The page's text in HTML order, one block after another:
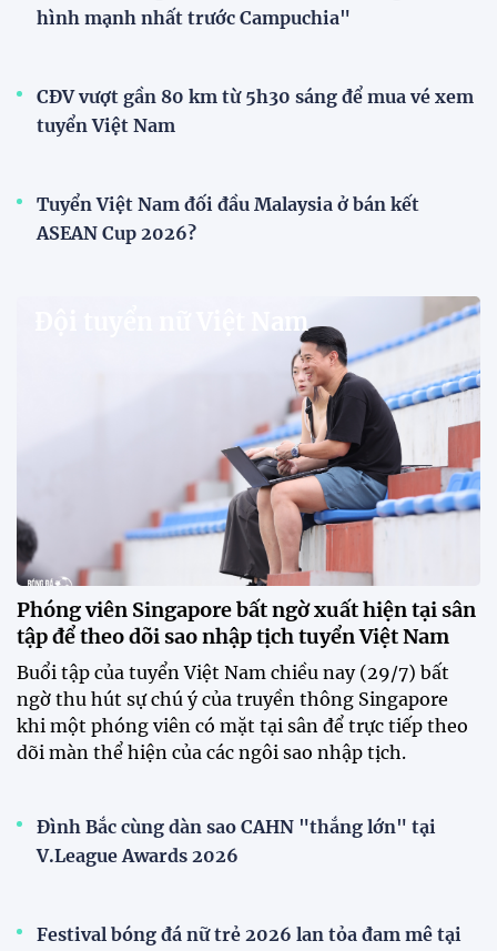
hình mạnh nhất trước Campuchia"
CĐV vượt gần 80 km từ 5h30 sáng để mua vé xem
tuyển Việt Nam
Tuyển Việt Nam đối đầu Malaysia ở bán kết
ASEAN Cup 2026?
Đội tuyển nữ Việt Nam
Phóng viên Singapore bất ngờ xuất hiện tại sân
tập để theo dõi sao nhập tịch tuyển Việt Nam
Buổi tập của tuyển Việt Nam chiều nay (29/7) bất
ngờ thu hút sự chú ý của truyền thông Singapore
khi một phóng viên có mặt tại sân để trực tiếp theo
dõi màn thể hiện của các ngôi sao nhập tịch.
Đình Bắc cùng dàn sao CAHN "thắng lớn" tại
V.League Awards 2026
Festival bóng đá nữ trẻ 2026 lan tỏa đam mê tại